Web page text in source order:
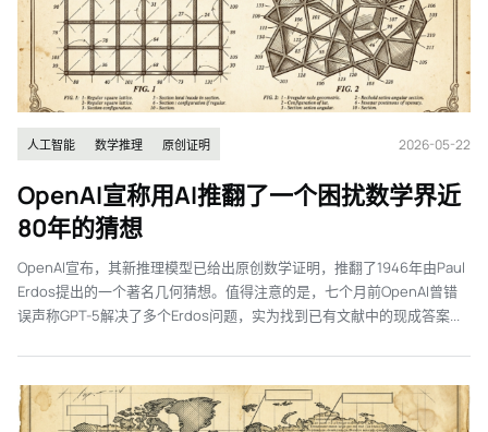
人工智能 数学推理 原创证明 2026-05-22
OpenAI宣称用AI推翻了一个困扰数学界近
80年的猜想
OpenAI宣布，其新推理模型已给出原创数学证明，推翻了1946年由Paul
Erdos提出的一个著名几何猜想。值得注意的是，七个月前OpenAI曾错
误声称GPT-5解决了多个Erdos问题，实为找到已有文献中的现成答案...